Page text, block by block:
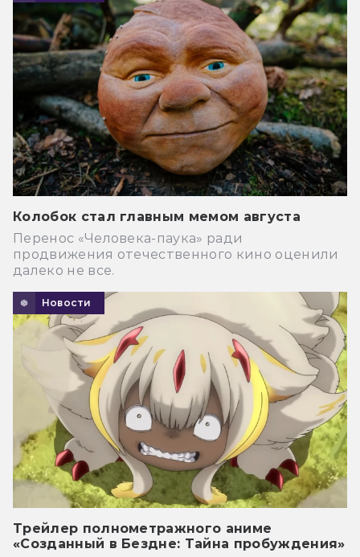
Колобок стал главным мемом августа
Перенос «Человека-паука» ради
продвижения отечественного кино оценили
далеко не все.
Новости
Трейлер полнометражного аниме
«Созданный в Бездне: Тайна пробуждения»